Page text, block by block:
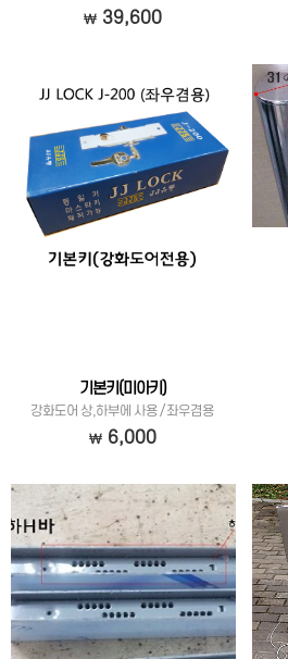
39,600
기본키(미아키)
강화도어 상,하부에 사용 / 좌우겸용
6,000